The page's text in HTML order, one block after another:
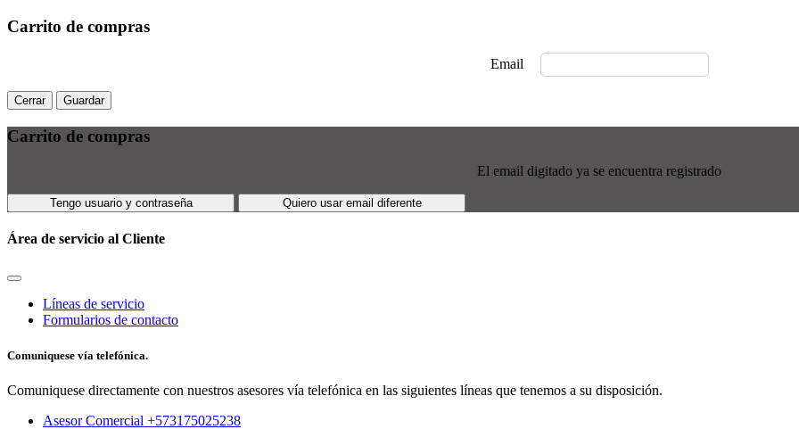
Carrito de compras
Email
Cerrar Guardar
Carrito de compras
El email digitado ya se encuentra registrado
Tengo usuario y contraseña Quiero usar email diferente
Área de servicio al Cliente
Líneas de servicio
Formularios de contacto
Comuniquese vía telefónica.
Comuniquese directamente con nuestros asesores vía telefónica en las siguientes líneas que tenemos a su disposición.
Asesor Comercial +573175025238